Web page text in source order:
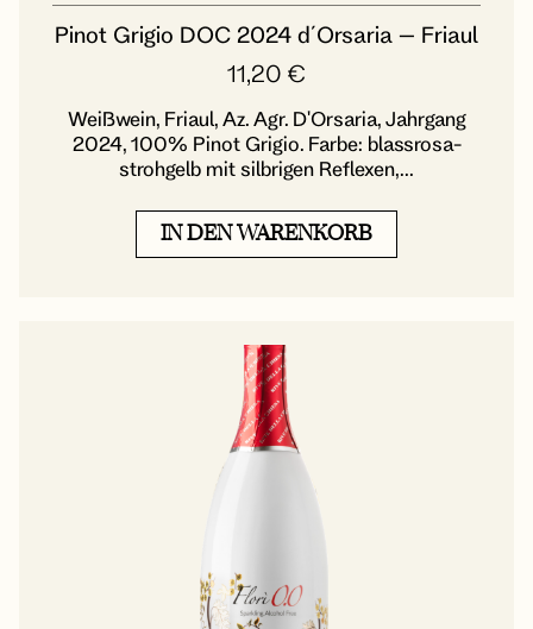
Pinot Grigio DOC 2024 d´Orsaria – Friaul
11,20 €
Weißwein, Friaul, Az. Agr. D'Orsaria, Jahrgang
2024, 100% Pinot Grigio. Farbe: blassrosa-
strohgelb mit silbrigen Reflexen,...
IN DEN WARENKORB